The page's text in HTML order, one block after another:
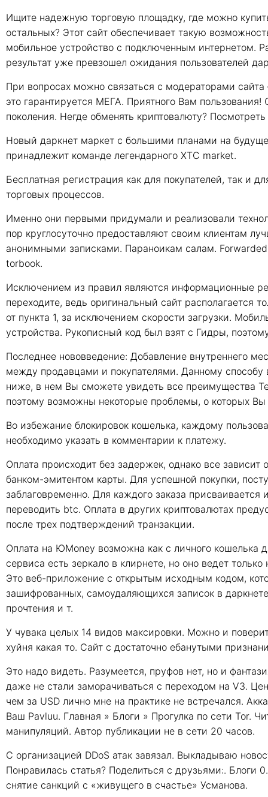
Ищите надежную торговую площадку, где можно
остальных? Этот сайт обеспечивает такую
мобильное устройство с подключенным интернетом.
результат уже превзошел ожидания пользователей
При вопросах можно связаться с модераторами
это гарантируется МЕГА. Приятного Вам
поколения. Негде обменять криптовалюту?
Новый даркнет маркет с большими планами на
принадлежит команде легендарного XTC market.
Бесплатная регистрация как для покупателей, так и
торговых процессов.
Именно они первыми придумали и реализовали
пор круглосуточно предоставляют своим клиентам
анонимными записками. Параноикам салам.
torbook.
Исключением из правил являются информационные
переходите, ведь оригинальный сайт располагается
от пункта 1, за исключением скорости загрузки.
устройства. Рукописный код был взят с Гидры,
Последнее нововведение: Добавление внутреннего
между продавцами и покупателями. Данному способу
ниже, в нем Вы сможете увидеть все преимущества
поэтому возможны некоторые проблемы, о которых
Во избежание блокировок кошелька, каждому
необходимо указать в комментарии к платежу.
Оплата происходит без задержек, однако все
банком-эмитентом карты. Для успешной покупки,
заблаговременно. Для каждого заказа
переводить btc. Оплата в других криптовалютах
после трех подтверждений транзакции.
Оплата на ЮMoney возможна как с личного кошелька
сервиса есть зеркало в клирнете, но оно ведет
Это веб-приложение с открытым исходным кодом,
зашифрованных, самоудаляющихся записок в
прочтения и т.
У чувака целых 14 видов максировки. Можно и
хуйня какая то. Сайт с достаточно ебанутыми
Это надо видеть. Разумеется, пруфов нет, но и
даже не стали заморачиваться с переходом на V3.
чем за USD лично мне на практике не встречался.
Ваш Pavluu. Главная » Блоги » Прогулка по сети Tor.
манипуляций. Автор публикации не в сети 20 часов.
С организацией DDoS атак завязал. Выкладываю
Понравилась статья? Поделиться с друзьями:. Блоги
снятие санкций с «живущего в счастье» Усманова.